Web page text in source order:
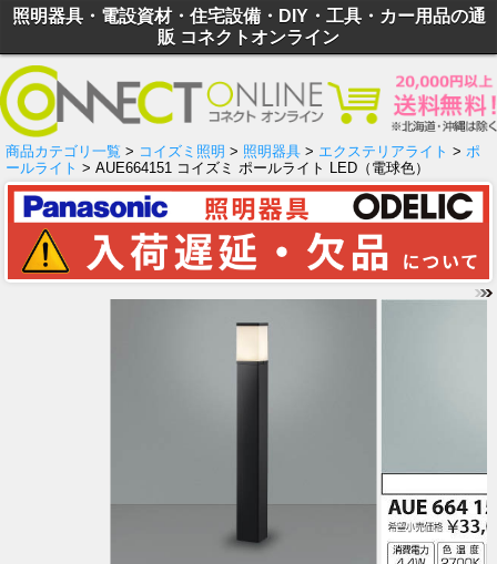
照明器具・電設資材・住宅設備・DIY・工具・カー用品の通
販 コネクトオンライン
商品カテゴリ一覧 > コイズミ照明 > 照明器具 > エクステリアライト > ポ
ールライト > AUE664151 コイズミ ポールライト LED（電球色）